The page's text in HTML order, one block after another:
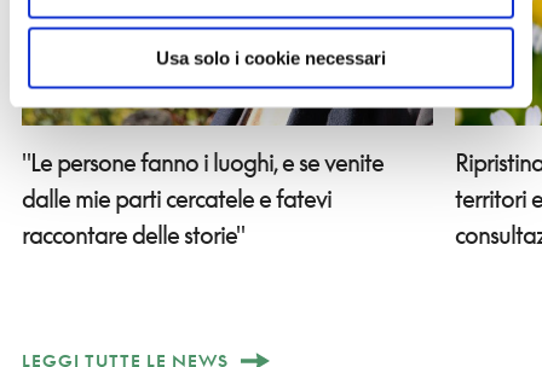
Usa solo i cookie necessari
"Le persone fanno i luoghi, e se venite
dalle mie parti cercatele e fatevi
raccontare delle storie"
territori
LEGGI TUTTE LE NEWS